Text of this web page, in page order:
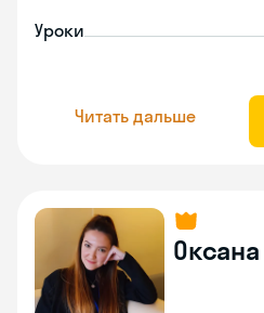
Уроки
Читать дальше
Оксана